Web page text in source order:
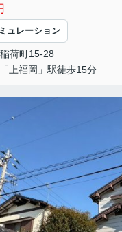
ュレーション
稲荷町15-28
上福岡」駅徒歩15分